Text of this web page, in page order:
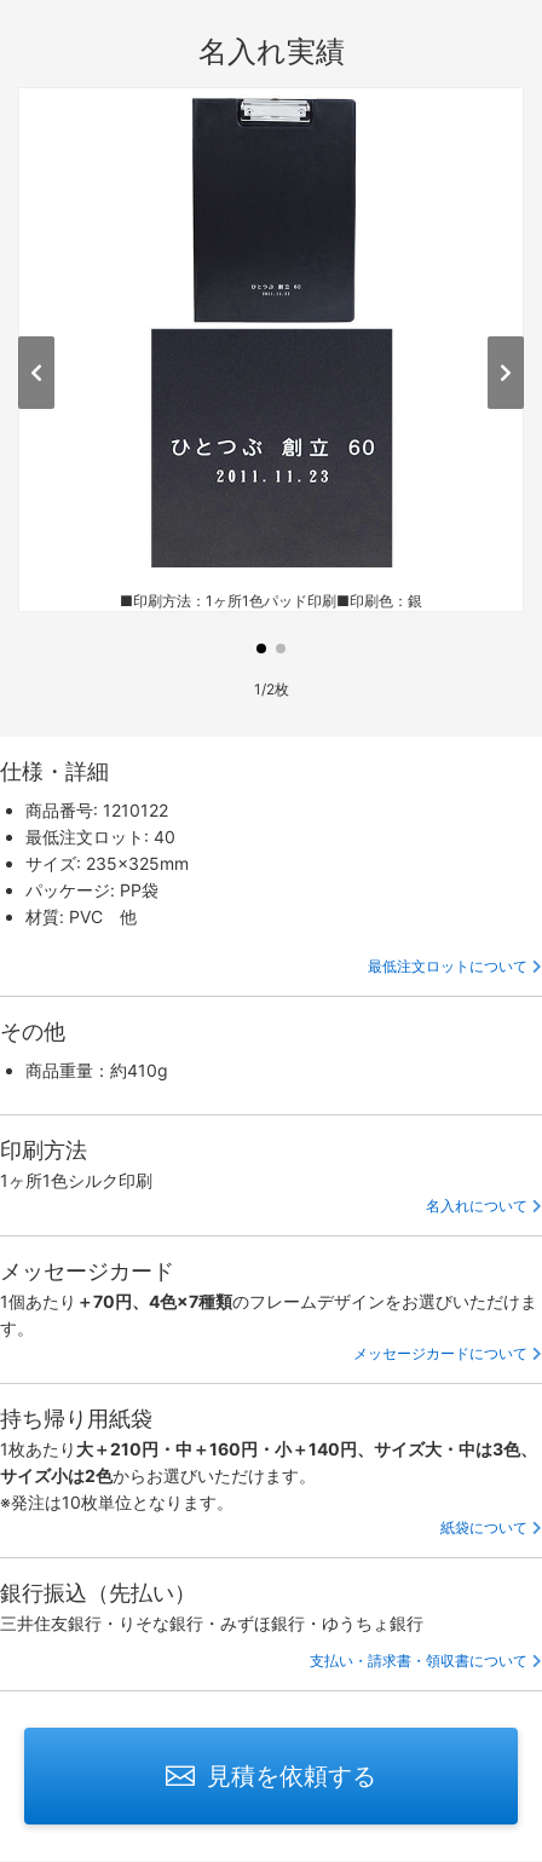
名入れ実績
■印刷方法：1ヶ所1色パッド印刷■印刷色：銀
1/2枚
仕様・詳細
商品番号: 1210122
最低注文ロット: 40
サイズ: 235×325mm
パッケージ: PP袋
材質: PVC 他
最低注文ロットについて
その他
商品重量：約410g
印刷方法
1ヶ所1色シルク印刷
名入れについて
メッセージカード
1個あたり ＋70円、4色×7種類のフレームデザインをお選びいただけま
す。
メッセージカードについて
持ち帰り用紙袋
1枚あたり 大＋210円・中＋160円・小＋140円、サイズ大・中は3色、
サイズ小は2色からお選びいただけます。
※発注は10枚単位となります。
紙袋について
銀行振込（先払い）
三井住友銀行・りそな銀行・みずほ銀行・ゆうちょ銀行
支払い・請求書・領収書について
見積を依頼する